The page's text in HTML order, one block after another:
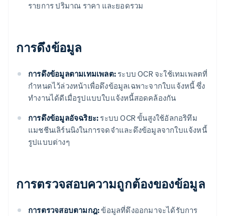
รายการ ปริมาณ ราคา และยอดรวม
การดึงข้อมูล
การดึงข้อมูลตามเทมเพลต: ระบบ OCR จะใช้เทมเพลตที่
กําหนดไว้ล่วงหน้าเพื่อดึงข้อมูลเฉพาะจากใบแจ้งหนี้ ซึ่ง
ทํางานได้ดีเมื่อรูปแบบใบแจ้งหนี้สอดคล้องกัน
การดึงข้อมูลอัจฉริยะ: ระบบ OCR ขั้นสูงใช้อัลกอริทึม
แมชชีนเลิร์นนิงในการจดจําและดึงข้อมูลจากใบแจ้งหนี้
รูปแบบต่างๆ
การตรวจสอบความถูกต้องของข้อมูล
การตรวจสอบตามกฎ:ข้อมูลที่ดึงออกมาจะได้รับการ